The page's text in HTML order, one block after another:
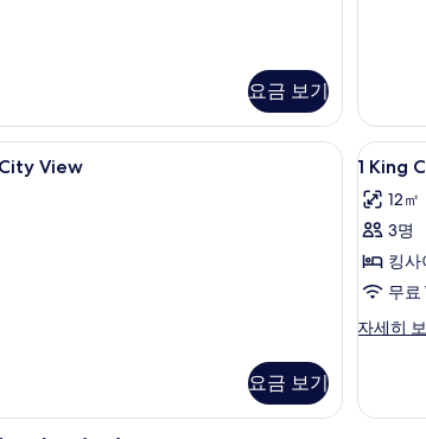
요금 보기
오리/거위털 이불, 미니바, 객실 내 금고, 책상
View
요금 보기
1
King
Classic
River
View
사
진
보
5
1 King
12㎡
3명
킹사
무료
자세히
1
View